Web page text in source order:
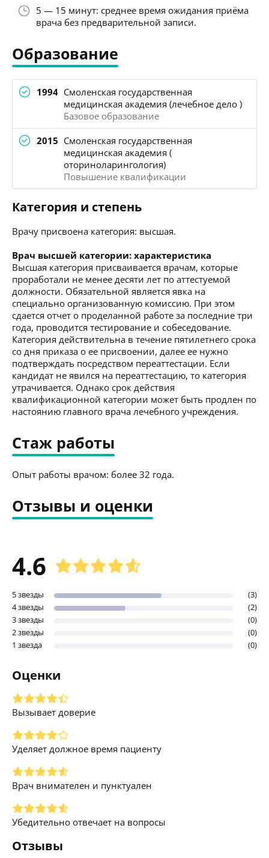
5 — 15 минут: среднее время ожидания приёма
врача без предварительной записи.
Образование
1994 Смоленская государственная
медицинская академия (лечебное дело )
Базовое образование
2015 Смоленская государственная
медицинская академия (
оториноларингология)
Повышение квалификации
Категория и степень
Врачу присвоена категория: высшая.
Врач высшей категории: характеристика
Высшая категория присваивается врачам, которые
проработали не менее десяти лет по аттестуемой
должности. Обязательной является явка на
специально организованную комиссию. При этом
сдается отчет о проделанной работе за последние три
года, проводится тестирование и собеседование.
Категория действительна в течение пятилетнего срока
со дня приказа о ее присвоении, далее ее нужно
подтверждать посредством переаттестации. Если
кандидат не явился на переаттестацию, то категория
утрачивается. Однако срок действия
квалификационной категории может быть продлен по
настоянию главного врача лечебного учреждения.
Стаж работы
Опыт работы врачом: более 32 года.
Отзывы и оценки
4.6
5 звезды
(3)
4 звезды
(2)
3 звезды
(0)
2 звезды
(0)
1 звезда
(0)
Оценки
Вызывает доверие
Уделяет должное время пациенту
Врач внимателен и пунктуален
Убедительно отвечает на вопросы
Отзывы